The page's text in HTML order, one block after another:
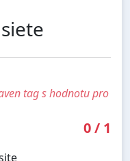
tag s hodnotu pro
0/ 1